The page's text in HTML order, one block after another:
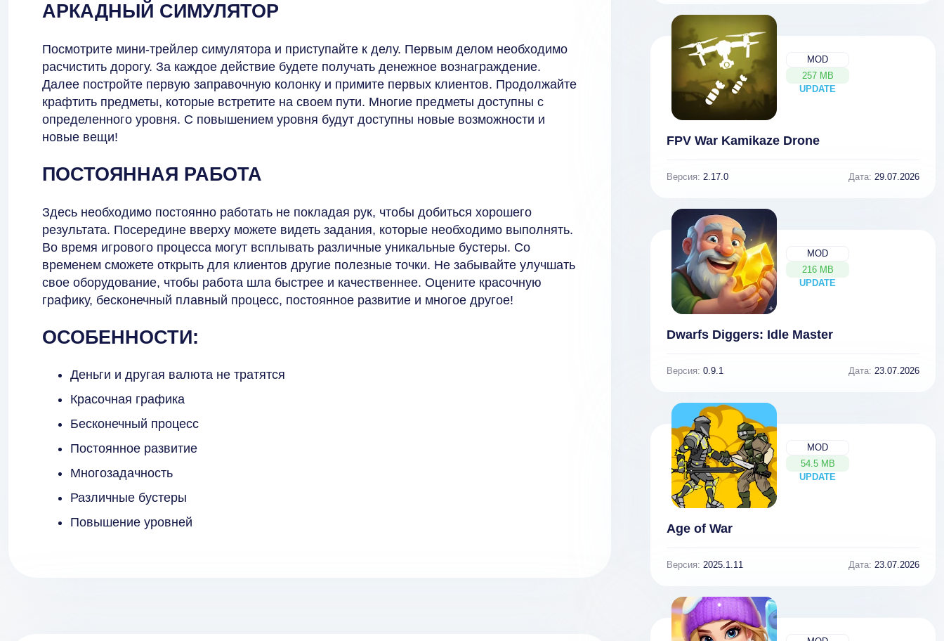
АРКАДНЫЙ СИМУЛЯТОР
Посмотрите мини-трейлер симулятора и приступайте к делу. Первым делом необходимо
расчистить дорогу. За каждое действие будете получать денежное вознаграждение.
Далее постройте первую заправочную колонку и примите первых клиентов. Продолжайте
крафтить предметы, которые встретите на своем пути. Многие предметы доступны с
определенного уровня. С повышением уровня будут доступны новые возможности и
новые вещи!
ПОСТОЯННАЯ РАБОТА
Здесь необходимо постоянно работать не покладая рук, чтобы добиться хорошего
результата. Посередине вверху можете видеть задания, которые необходимо выполнять.
Во время игрового процесса могут всплывать различные уникальные бустеры. Со
временем сможете открыть для клиентов другие полезные точки. Не забывайте улучшать
свое оборудование, чтобы работа шла быстрее и качественнее. Оцените красочную
графику, бесконечный плавный процесс, постоянное развитие и многое другое!
ОСОБЕННОСТИ:
Деньги и другая валюта не тратятся
Красочная графика
Бесконечный процесс
Постоянное развитие
Многозадачность
Различные бустеры
Повышение уровней
MOD
257 MB
UPDATE
NEW
FPV War Kamikaze Drone
Версия: 2.17.0 Дата: 29.07.2026
MOD
216 MB
UPDATE
NEW
Dwarfs Diggers: Idle Master
Версия: 0.9.1 Дата: 23.07.2026
MOD
54.5 MB
UPDATE
NEW
Age of War
Версия: 2025.1.11 Дата: 23.07.2026